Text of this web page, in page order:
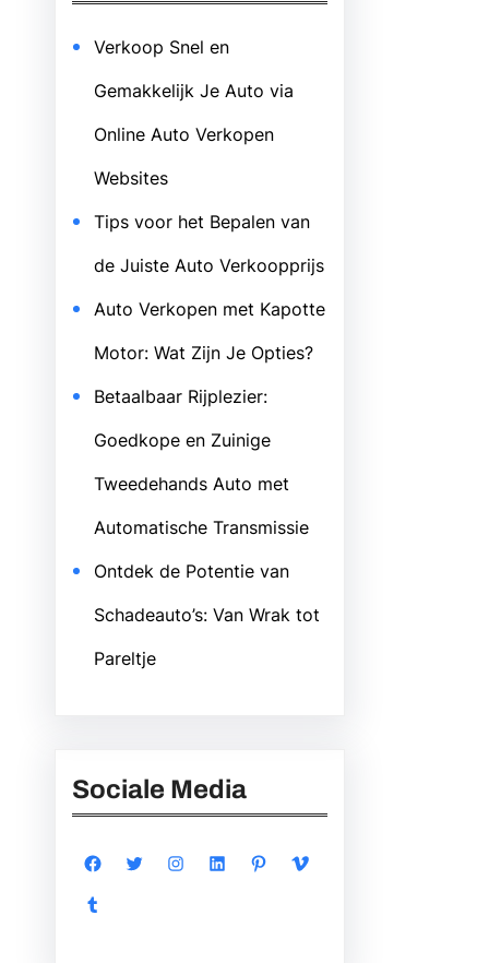
Verkoop Snel en
Gemakkelijk Je Auto via
Online Auto Verkopen
Websites
Tips voor het Bepalen van
de Juiste Auto Verkoopprijs
Auto Verkopen met Kapotte
Motor: Wat Zijn Je Opties?
Betaalbaar Rijplezier:
Goedkope en Zuinige
Tweedehands Auto met
Automatische Transmissie
Ontdek de Potentie van
Schadeauto’s: Van Wrak tot
Pareltje
Sociale Media
Facebook Twitter Instagram LinkedIn Pinterest
Vimeo
Tumblr